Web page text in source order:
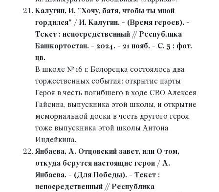
Калугин, И. "Хочу, батя, чтобы ты мной
гордился" / И. Калугин. - (Время героев). -
Текст : непосредственный // Республика
Башкортостан. - 2024. - 21 нояб. - С. 5 : фот.
цв.
В школе № 16 г. Белорецка состоялось два
торжественных события: открытие парты
Героя в честь погибшего в ходе СВО Алексея
Гайсина, выпускника этой школы, и открытие
мемориальной доски в честь другого героя,
тоже выпускника этой школы Антона
Индейкина.
Янбаева, А. Отцовский завет, или О том,
откуда берутся настоящие герои / А.
Янбаева. - (Для Победы). - Текст :
непосредственный // Республика